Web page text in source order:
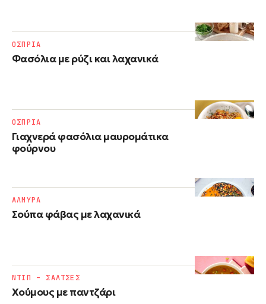
Φασόλια με ρύζι​ και λαχανικά
ΟΣΠΡΙΑ
Γιαχνερά φασόλια μαυρομάτικα
φούρνου
ΟΣΠΡΙΑ
Σούπα φάβας με λαχανικά
ΑΛΜΥΡΑ
Χούμους με παντζάρι
ΝΤΙΠ – ΣΑΛΤΣΕΣ